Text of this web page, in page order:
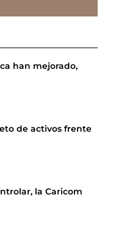
han mejorado,
de activos frente
la Caricom